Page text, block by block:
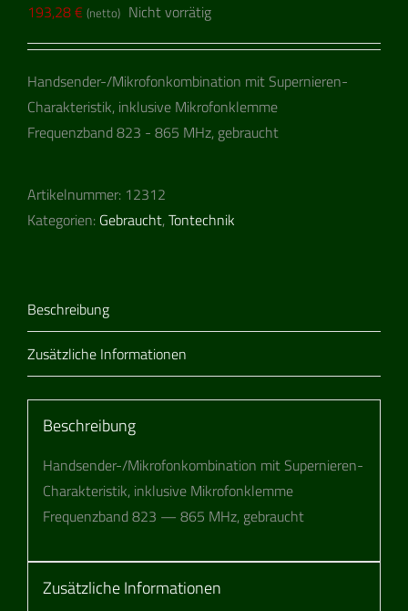
193,28€ (netto) Nicht vorrätig
Handsender-/Mikrofonkombination mit Supernieren-
Charakteristik, inklusive Mikrofonklemme
Frequenzband 823 - 865 MHz, gebraucht
Artikelnummer: 12312
Kategorien: Gebraucht,Tontechnik
Beschreibung
Zusätzliche Informationen
Beschreibung
Hand­sen­der-/Mi­kro­fon­kom­bi­na­tion mit Super­nie­ren-
Cha­rak­te­ris­tik, inklu­sive Mikrofonklemme
Fre­quenz­band 823 — 865 MHz, gebraucht
Zusätzliche Informationen